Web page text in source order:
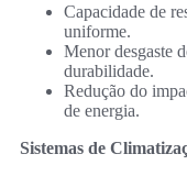
Capacidade de
uniforme.
Menor desgaste
durabilidade.
Redução do
de energia.
Sistemas de